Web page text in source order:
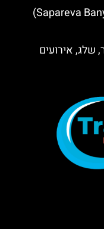
בריכות תרמיות בספארבה בניה (Sapareva Banya)
שלג, אירועים